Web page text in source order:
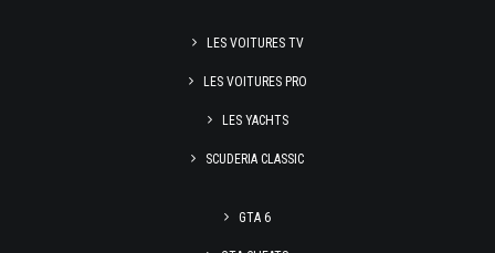
LES VOITURES TV
LES VOITURES PRO
LES YACHTS
SCUDERIA CLASSIC
GTA 6